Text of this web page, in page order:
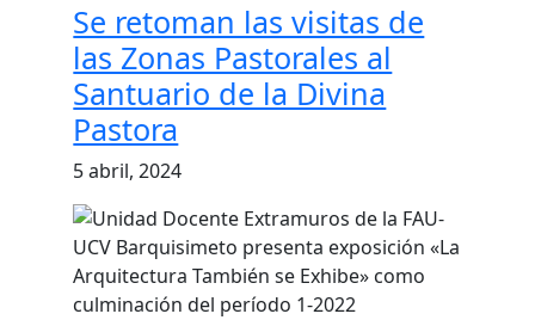
Se retoman las visitas de
las Zonas Pastorales al
Santuario de la Divina
Pastora
5 abril, 2024